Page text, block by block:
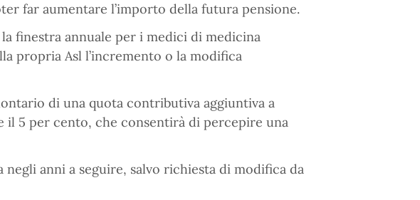
far aumentare l’importo della futura pensione.
finestra annuale per i medici di medicina
propria Asl l’incremento o la modifica
di una quota contributiva aggiuntiva a
il 5 per cento, che consentirà di percepire una
negli anni a seguire, salvo richiesta di modifica da